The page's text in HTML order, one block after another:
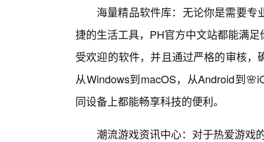
海量精品软件库：无论你是需要
捷的生活工具，PH官方中文站都能满
受欢迎的软件，并且通过严格的审核
从Windows到macOS，从Android到
同设备上都能畅享科技的便利。
潮流游戏资讯中心：对于热爱游戏